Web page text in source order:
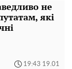
не
які
19:43 19.01